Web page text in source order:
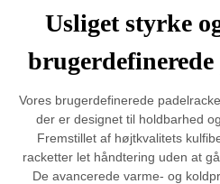
Usliget styrke
Vores brugerdefinerede
der er designet til holdbarhed
Fremstillet af højtkvalitets
racketter let håndtering uden at
De avancerede varme- og